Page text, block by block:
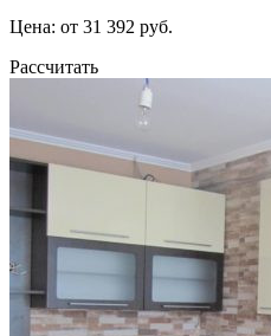
Цена: от 31 392 руб.
Рассчитать